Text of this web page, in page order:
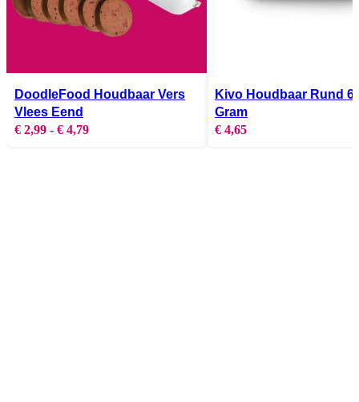
kan
gekozen
productpagina
DoodleFood Houdbaar Vers
Vlees Eend
€ 2,99 - € 4,79
Kivo Houdbaar Rund
Gram
€ 4,65